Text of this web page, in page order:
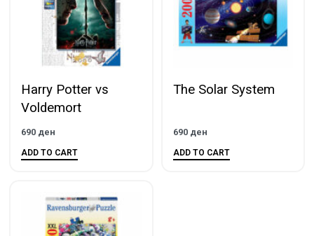
Harry Potter vs
Voldemort
690 ден
ADD TO CART
The Solar System
690 ден
ADD TO CART